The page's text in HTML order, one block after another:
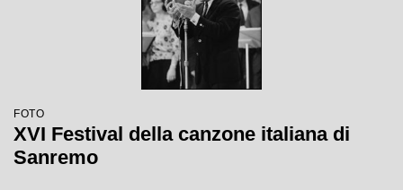
FOTO
XVI Festival della canzone italiana di
Sanremo